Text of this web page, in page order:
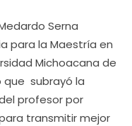
Serna
para la Maestría en
Michoacana de
que subrayó la
profesor por
transmitir mejor